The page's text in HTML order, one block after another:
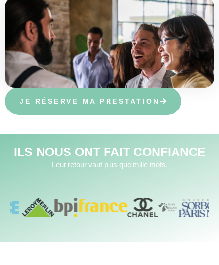
JE RÉSERVE MA PRESTATION
ILS NOUS ONT FAIT CONFIANCE
Leur retour vaut plus que mille mots.